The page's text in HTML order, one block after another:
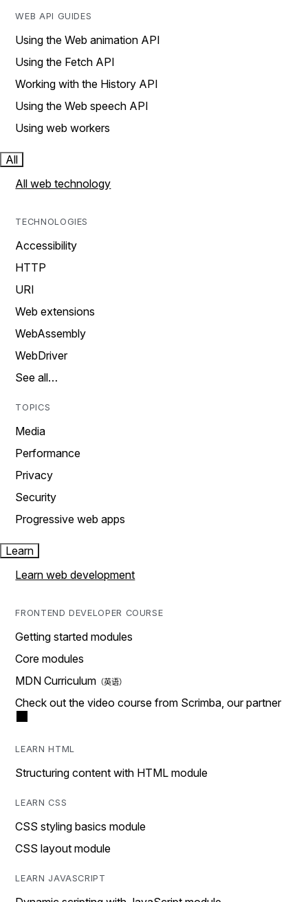
WEB API GUIDES
Using the Web animation API
Using the Fetch API
Working with the History API
Using the Web speech API
Using web workers
All
All web technology
TECHNOLOGIES
Accessibility
HTTP
URI
Web extensions
WebAssembly
WebDriver
See all…
TOPICS
Media
Performance
Privacy
Security
Progressive web apps
Learn
Learn web development
FRONTEND DEVELOPER COURSE
Getting started modules
Core modules
MDN Curriculum
Check out the video course from Scrimba, our partner
LEARN HTML
Structuring content with HTML module
LEARN CSS
CSS styling basics module
CSS layout module
LEARN JAVASCRIPT